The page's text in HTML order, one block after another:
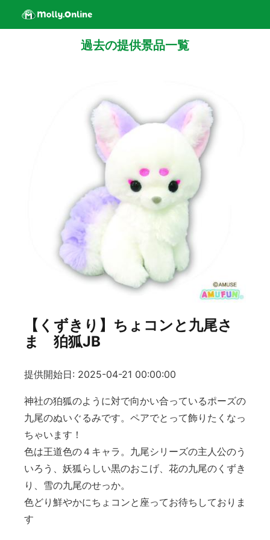
過去の提供景品一覧
【くずきり】ちょコンと九尾さ
ま 狛狐JB
提供開始日: 2025-04-21 00:00:00
神社の狛狐のように対で向かい合っているポーズの
九尾のぬいぐるみです。ペアでとって飾りたくなっ
ちゃいます！
色は王道色の４キャラ。九尾シリーズの主人公のう
いろう、妖狐らしい黒のおこげ、花の九尾のくずき
り、雪の九尾のせっか。
色どり鮮やかにちょコンと座ってお待ちしておりま
す